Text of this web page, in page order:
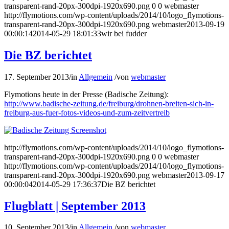
transparent-rand-20px-300dpi-1920x690.png 0 0 webmaster
http://flymotions.com/wp-content/uploads/2014/10/logo_flymotions-
transparent-rand-20px-300dpi-1920x690.png webmaster2013-09-19
00:00:142014-05-29 18:01:33wir bei fudder
Die BZ berichtet
17. September 2013/in Allgemein /von webmaster
Flymotions heute in der Presse (Badische Zeitung):
http://www.badische-zeitung.de/freiburg/drohnen-breiten-sich-in-
freiburg-aus-fuer-fotos-videos-und-zum-zeitvertreib
http://flymotions.com/wp-content/uploads/2014/10/logo_flymotions-
transparent-rand-20px-300dpi-1920x690.png 0 0 webmaster
http://flymotions.com/wp-content/uploads/2014/10/logo_flymotions-
transparent-rand-20px-300dpi-1920x690.png webmaster2013-09-17
00:00:042014-05-29 17:36:37Die BZ berichtet
Flugblatt | September 2013